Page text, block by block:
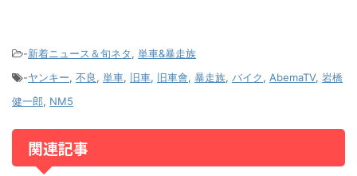
-新着ニュース＆旬ネタ, 単車&暴走族
-ヤンキー, 不良, 単車, 旧車, 旧車會, 暴走族, バイク, AbemaTV, 岩橋
健一郎, NM5
関連記事